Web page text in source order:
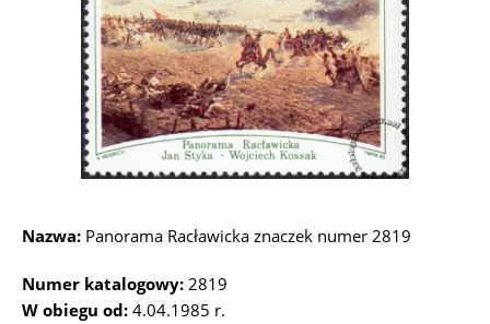
Nazwa: Panorama Racławicka znaczek numer 2819
Numer katalogowy: 2819
W obiegu od: 4.04.1985 r.